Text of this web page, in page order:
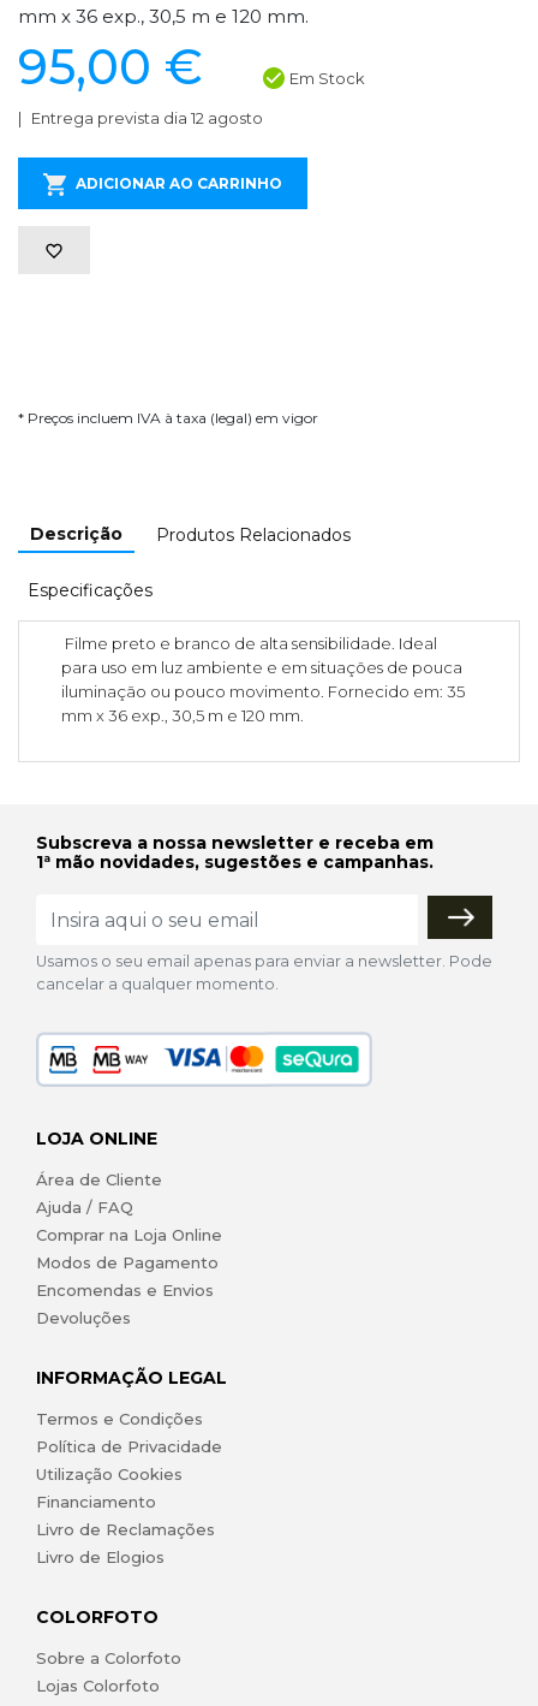
mm x 36 exp., 30,5 m e 120 mm.
95,00 € Em Stock
Entrega prevista dia 12 agosto
ADICIONAR AO CARRINHO
* Preços incluem IVA à taxa (legal) em vigor
Descrição Produtos Relacionados
Especificações
Filme preto e branco de alta sensibilidade. Ideal
para uso em luz ambiente e em situações de pouca
iluminação ou pouco movimento. Fornecido em: 35
mm x 36 exp., 30,5 m e 120 mm.
Subscreva a nossa newsletter e receba em
1ª mão novidades, sugestões e campanhas.
Usamos o seu email apenas para enviar a newsletter. Pode
cancelar a qualquer momento.
LOJA ONLINE
Área de Cliente
Ajuda / FAQ
Comprar na Loja Online
Modos de Pagamento
Encomendas e Envios
Devoluções
INFORMAÇÃO LEGAL
Termos e Condições
Política de Privacidade
Utilização Cookies
Financiamento
Livro de Reclamações
Livro de Elogios
COLORFOTO
Sobre a Colorfoto
Lojas Colorfoto